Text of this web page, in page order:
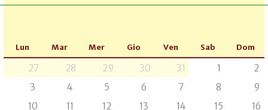
Lun Mar Mer Gio Ven Sab Dom
27 28 29 30 31 1
2
3
4 5 6 7 8
9
10
11 12 13 14 15
16